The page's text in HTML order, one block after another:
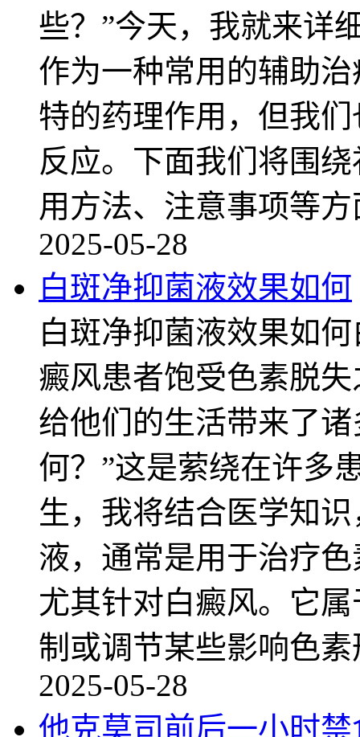
些？”今天，我就来详
作为一种常用的辅助
特的药理作用，但我
反应。下面我们将围
用方法、注意事项等
2025-05-28
白斑净抑菌液效果如何
白斑净抑菌液效果如
癜风患者饱受色素脱
给他们的生活带来了
何？”这是萦绕在许多
生，我将结合医学知
液，通常是用于治疗
尤其针对白癜风。它
制或调节某些影响色
2025-05-28
他克莫司前后一小时